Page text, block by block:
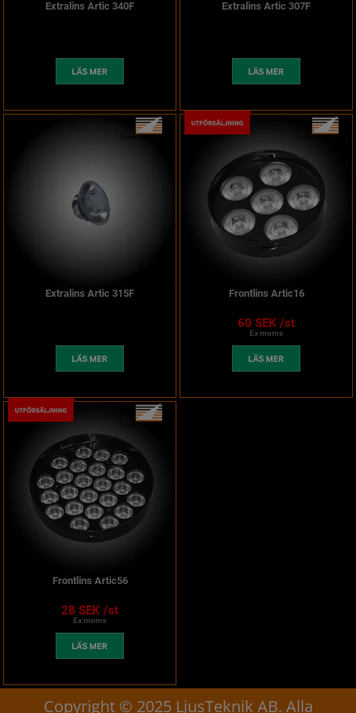
Extralins Artic 340F Extralins Artic 307F
Extralins Artic 315F Frontlins Artic16
60 SEK /st
Ex moms
Frontlins Artic56
28 SEK /st
Ex moms
Copyright © 2025 LjusTeknik AB. Alla